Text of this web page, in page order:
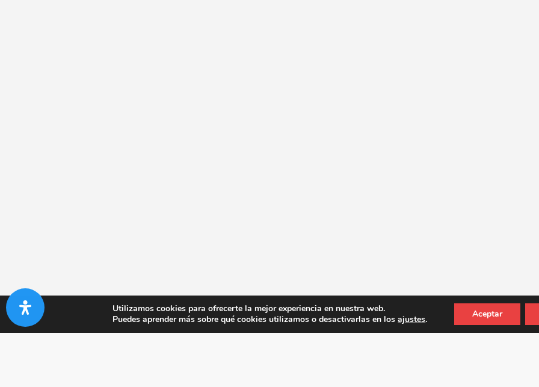
Utilizamos cookies para ofrecerte la mejor experiencia en nuestra web.
Puedes aprender más sobre qué cookies utilizamos o desactivarlas en losajustes. Aceptar